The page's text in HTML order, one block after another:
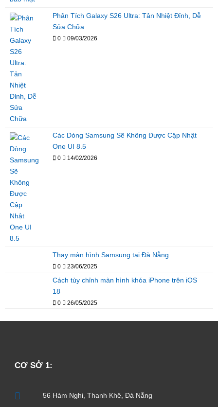
Phân Tích Galaxy S26 Ultra: Tản Nhiệt Đỉnh, Dễ
Sửa Chữa
0 09/03/2026
Các Dòng Samsung Sẽ Không Được Cập Nhật
One UI 8.5
0 14/02/2026
Thay màn hình Samsung tại Đà Nẵng
0 23/06/2025
Cách tùy chỉnh màn hình khóa iPhone trên iOS
18
0 26/05/2025
CƠ SỞ 1:
56 Hàm Nghi, Thanh Khê, Đà Nẵng